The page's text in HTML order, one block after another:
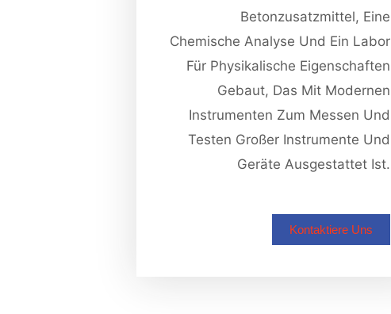
Betonzusatzmittel, Eine
Chemische Analyse Und Ein Labor
Für Physikalische Eigenschaften
Gebaut, Das Mit Modernen
Instrumenten Zum Messen Und
Testen Großer Instrumente Und
Geräte Ausgestattet Ist.
Kontaktiere Uns